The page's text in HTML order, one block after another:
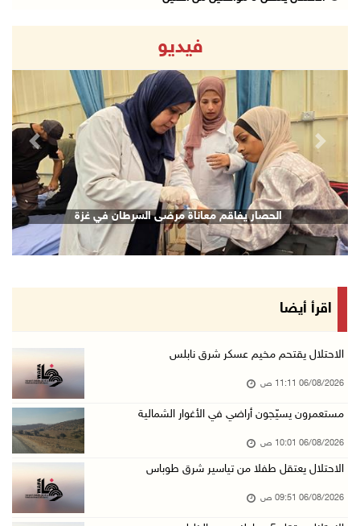
الذهب عند أعلى مستوى له في 7 أسابيع
06/آب/2026 09:41 ص
شؤون اللاجئين تدين عدوان الاحتلال على مخيم قل ...
06/آب/2026 09:36 ص
الشرطة: مقتل مواطن (34 عاما) في بيرزيت شمال ر ...
الجريمة الثانية خلال ساعات: قتيل بإطلاق نار ف ...
06/آب/2026 09:27 ص
(محدث) الاحتلال يواصل عدوانه على مخيم قلنديا ...
السلطات الإسرائيلية تهدم بناية سكنية في كفر ق ...
الاحتلال يعتقل شابا من دير الغصون ويقتحم بلدا ...
06/آب/2026 08:54 ص
الطقس: الحرارة أعلى من معدلها السنوي العام
فيديو
الحصار يفاقم معاناة مرضى السرطان في غزة
Next
اقرأ أيضا
الاحتلال يقتحم مخيم عسكر شرق نابلس
06/08/2026 11:11 ص
مستعمرون يسيّجون أراضي في الأغوار الشمالية
06/08/2026 10:01 ص
الاحتلال يعتقل طفلا من تياسير شرق طوباس
06/08/2026 09:51 ص